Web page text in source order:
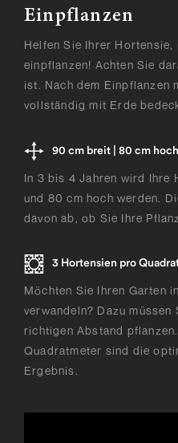
Einpflanzen
Helfen Sie Ihrer
einpflanzen! Achten Sie
ist. Nach dem Einpflanzen
vollständig mit Erde
90 cm breit | 80 cm hoch
In 3 bis 4 Jahren wird Ihre
und 80 cm hoch werden.
davon ab, ob Sie Ihre
3 Hortensien pro
Möchten Sie Ihren Garten
verwandeln? Dazu
richtigen Abstand
Quadratmeter sind die
Ergebnis.